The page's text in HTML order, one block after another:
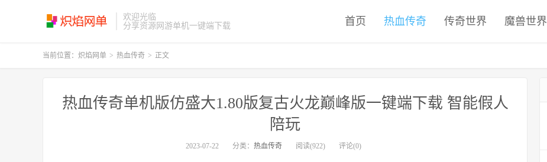
欢迎光临
分享资源网游单机一键端下载
首页 热血传奇 传奇世界 魔兽世界
当前位置： 炽焰网单 > 热血传奇 > 正文
热血传奇单机版仿盛大1.80版复古火龙巅峰版一键端下载 智能假人
陪玩
2023-07-22 分类： 热血传奇 阅读(922) 评论(0)